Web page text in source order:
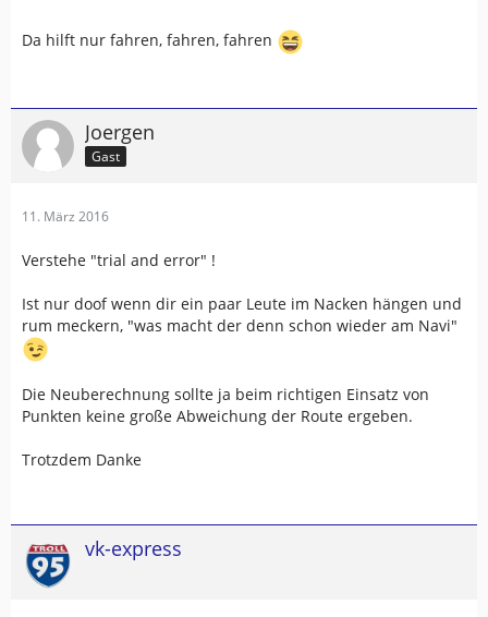
Da hilft nur fahren, fahren, fahren
Joergen
Gast
11. März 2016
Verstehe "trial and error" !
Ist nur doof wenn dir ein paar Leute im Nacken hängen und
rum meckern, "was macht der denn schon wieder am Navi"
Die Neuberechnung sollte ja beim richtigen Einsatz von
Punkten keine große Abweichung der Route ergeben.
Trotzdem Danke
vk-express